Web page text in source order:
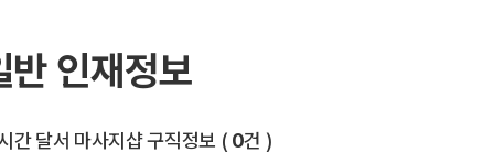
반 인재정보
간 달서 마사지샵 구직정보 전체 목록
( 0건 )